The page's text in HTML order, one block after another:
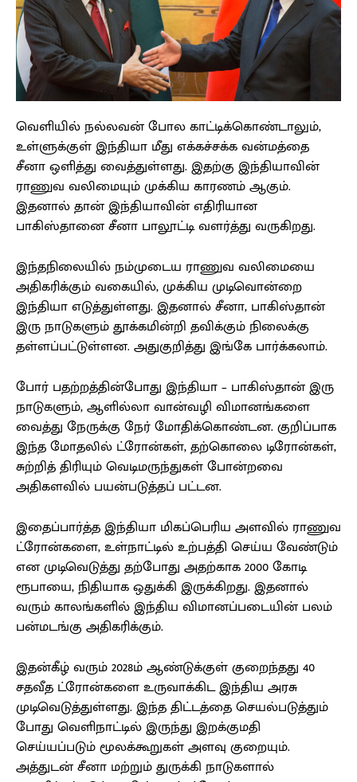
வெளியில் நல்லவன் போல காட்டிக்கொண்டாலும்,
உள்ளுக்குள் இந்தியா மீது எக்கச்சக்க வன்மத்தை
சீனா ஒளித்து வைத்துள்ளது. இதற்கு இந்தியாவின்
ராணுவ வலிமையும் முக்கிய காரணம் ஆகும்.
இதனால் தான் இந்தியாவின் எதிரியான
பாகிஸ்தானை சீனா பாலூட்டி வளர்த்து வருகிறது.
இந்தநிலையில் நம்முடைய ராணுவ வலிமையை
அதிகரிக்கும் வகையில், முக்கிய முடிவொன்றை
இந்தியா எடுத்துள்ளது. இதனால் சீனா, பாகிஸ்தான்
இரு நாடுகளும் தூக்கமின்றி தவிக்கும் நிலைக்கு
தள்ளப்பட்டுள்ளன. அதுகுறித்து இங்கே பார்க்கலாம்.
போர் பதற்றத்தின்போது இந்தியா – பாகிஸ்தான் இரு
நாடுகளும், ஆளில்லா வான்வழி விமானங்களை
வைத்து நேருக்கு நேர் மோதிக்கொண்டன. குறிப்பாக
இந்த மோதலில் ட்ரோன்கள், தற்கொலை டிரோன்கள்,
சுற்றித் திரியும் வெடிமருந்துகள் போன்றவை
அதிகளவில் பயன்படுத்தப் பட்டன.
இதைப்பார்த்த இந்தியா மிகப்பெரிய அளவில் ராணுவ
ட்ரோன்களை, உள்நாட்டில் உற்பத்தி செய்ய வேண்டும்
என முடிவெடுத்து தற்போது அதற்காக 2000 கோடி
ரூபாயை, நிதியாக ஒதுக்கி இருக்கிறது. இதனால்
வரும் காலங்களில் இந்திய விமானப்படையின் பலம்
பன்மடங்கு அதிகரிக்கும்.
இதன்கீழ் வரும் 2028ம் ஆண்டுக்குள் குறைந்தது 40
சதவீத ட்ரோன்களை உருவாக்கிட இந்திய அரசு
முடிவெடுத்துள்ளது. இந்த திட்டத்தை செயல்படுத்தும்
போது வெளிநாட்டில் இருந்து இறக்குமதி
செய்யப்படும் மூலக்கூறுகள் அளவு குறையும்.
அத்துடன் சீனா மற்றும் துருக்கி நாடுகளால்